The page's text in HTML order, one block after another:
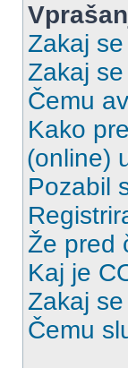
Zakaj
Zakaj
Čemu
Kako
(online)
Pozabil
Že pred
Kaj je
Zakaj
Čemu